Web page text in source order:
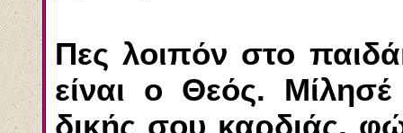
Πες λοιπόν στο
είναι ο Θεός.
δικής σου καρδιάς,